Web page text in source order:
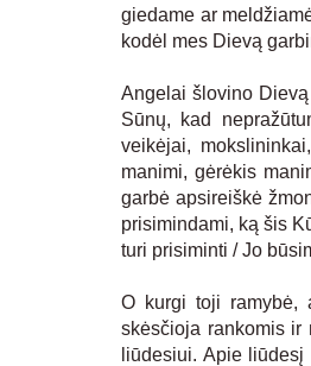
giedame ar
kodėl mes Dievą
Angelai šlovino
Sūnų, kad
veikėjai,
manimi, gėrėkis
garbė apsireiškė
prisimindami, ką šis
turi prisiminti / Jo
O kurgi toji ramybė,
skėsčioja rankomis ir
liūdesiui. Apie